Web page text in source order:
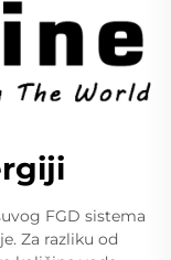
FGD sistema
Za razliku od